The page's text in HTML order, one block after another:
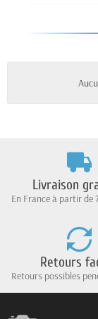
Livraison
En France à partir de
Retours
Retours possibles